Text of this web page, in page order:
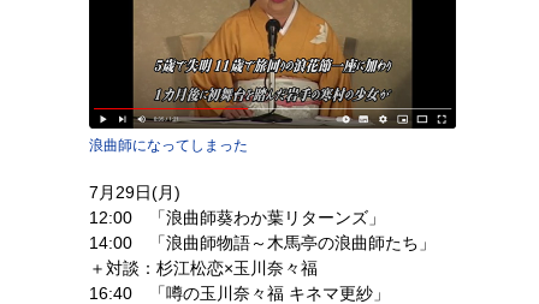
浪曲師になってしまった
7月29日(月)
12:00 「浪曲師葵わか葉リターンズ」
14:00 「浪曲師物語～木馬亭の浪曲師たち」
＋対談：杉江松恋×玉川奈々福
16:40 「噂の玉川奈々福 キネマ更紗」